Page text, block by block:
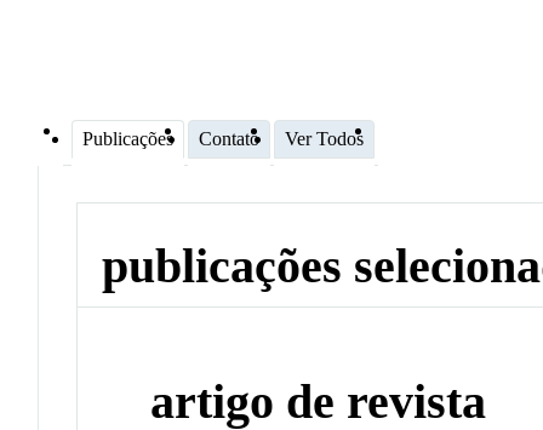
Publicações Contato Ver Todos
publicações
artigo de revista